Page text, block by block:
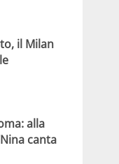
il Milan
alla
canta